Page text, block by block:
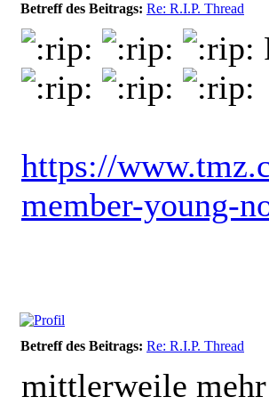
Betreff des Beitrags: Re: R.I.P. Thread
https://
member-young-
Betreff des Beitrags: Re: R.I.P. Thread
mittlerweile